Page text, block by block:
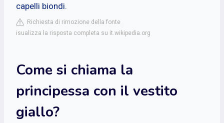
capelli biondi.
Richiesta di rimozione della fonte
isualizza la risposta completa su it.wikipedia.org
Come si chiama la
principessa con il vestito
giallo?